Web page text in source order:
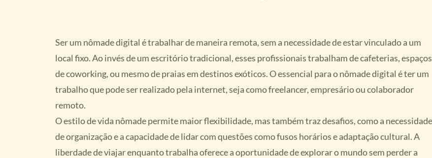
Ser um nômade digital é trabalhar de maneira remota, sem a necessidade de estar vinculado a um
local fixo. Ao invés de um escritório tradicional, esses profissionais trabalham de cafeterias, espaços
de coworking, ou mesmo de praias em destinos exóticos. O essencial para o nômade digital é ter um
trabalho que pode ser realizado pela internet, seja como freelancer, empresário ou colaborador
remoto.
O estilo de vida nômade permite maior flexibilidade, mas também traz desafios, como a necessidade
de organização e a capacidade de lidar com questões como fusos horários e adaptação cultural. A
liberdade de viajar enquanto trabalha oferece a oportunidade de explorar o mundo sem perder a